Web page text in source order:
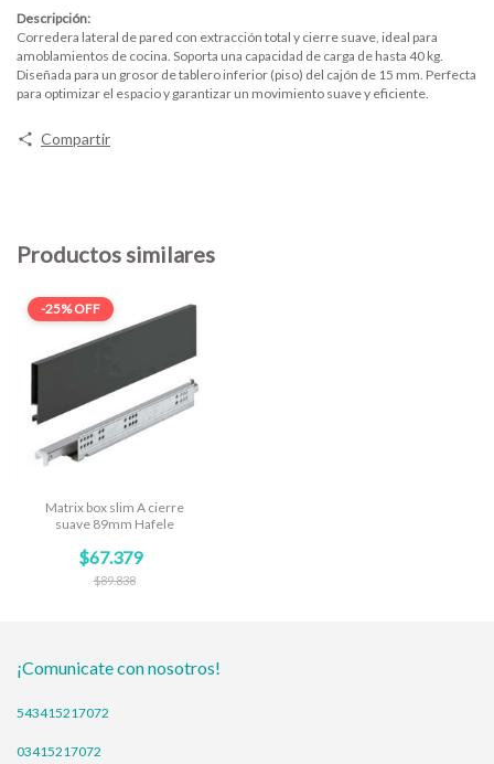
Descripción:
Corredera lateral de pared con extracción total y cierre suave, ideal para
amoblamientos de cocina. Soporta una capacidad de carga de hasta 40 kg.
Diseñada para un grosor de tablero inferior (piso) del cajón de 15 mm. Perfecta
para optimizar el espacio y garantizar un movimiento suave y eficiente.
Compartir
Productos similares
Matrix box slim A cierre
suave 89mm Hafele
$67.379
-25%OFF
$89.838
¡Comunicate con nosotros!
543415217072
03415217072